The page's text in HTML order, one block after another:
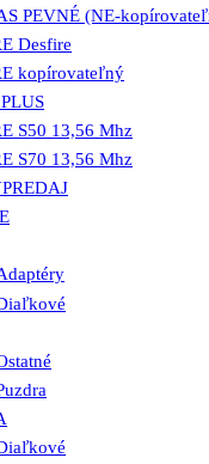
PEVNÉ (NE-
Desfire
kopírovateľný
S50 13,56 Mhz
S70 13,56 Mhz